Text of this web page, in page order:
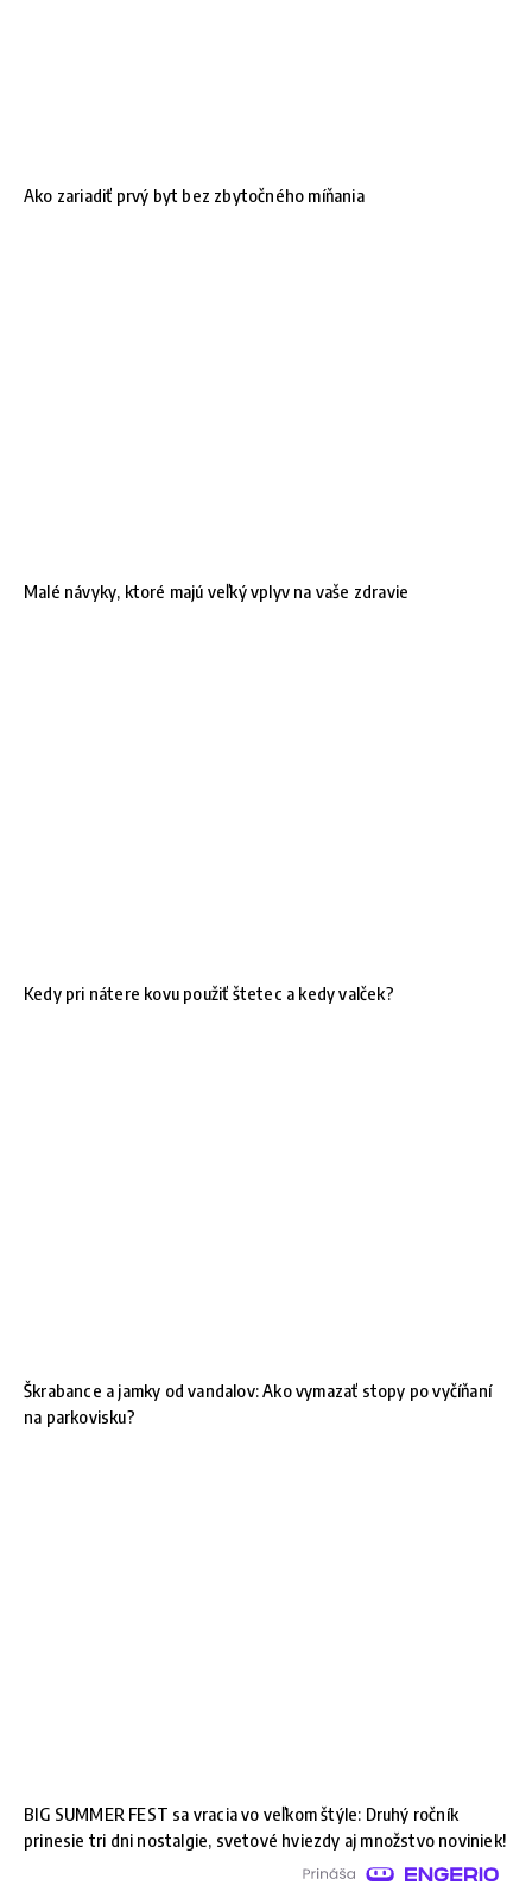
Ako zariadiť prvý byt bez zbytočného míňania
Malé návyky, ktoré majú veľký vplyv na vaše zdravie
Kedy pri nátere kovu použiť štetec a kedy valček?
Škrabance a jamky od vandalov: Ako vymazať stopy po vyčíňaní
na parkovisku?
BIG SUMMER FEST sa vracia vo veľkom štýle: Druhý ročník
prinesie tri dni nostalgie, svetové hviezdy aj množstvo noviniek!